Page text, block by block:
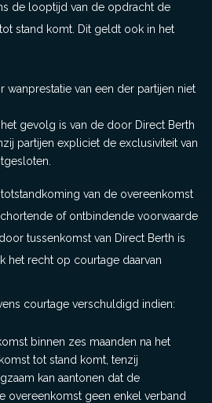
de looptijd van de opdracht de
stand komt. Dit geldt ook in het
wanprestatie van een der partijen niet
gevolg is van de door Direct Berth
partijen expliciet de exclusiviteit van
van de overeenkomst
of ontbindende voorwaarde
tussenkomst van Direct Berth is
het recht op courtage daarvan
courtage verschuldigd indien:
binnen zes maanden na het
tot stand komt, tenzij
kan aantonen dat de
overeenkomst geen enkel verband